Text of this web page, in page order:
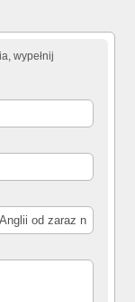
wypełnij